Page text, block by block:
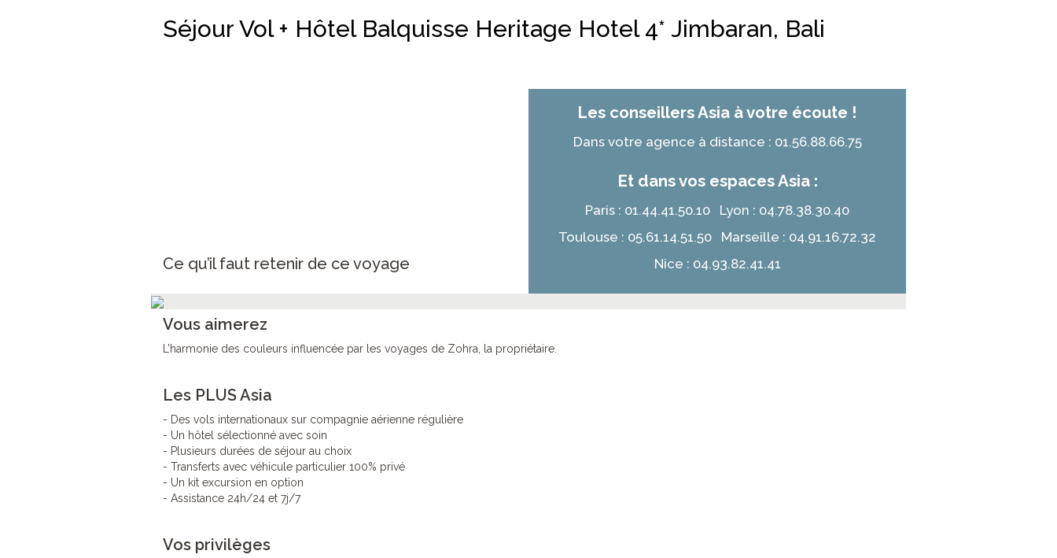
Séjour Vol + Hôtel Balquisse Heritage Hotel 4* Jimbaran, Bali
Ce qu’il faut retenir de ce voyage
Les conseillers Asia à votre écoute !
Dans votre agence à distance : 01.56.88.66.75
Et dans vos espaces Asia :
Paris : 01.44.41.50.10 Lyon : 04.78.38.30.40
Toulouse : 05.61.14.51.50 Marseille : 04.91.16.72.32
Nice : 04.93.82.41.41
Vous aimerez
L’harmonie des couleurs influencée par les voyages de Zohra, la propriétaire.
Les PLUS Asia
- Des vols internationaux sur compagnie aérienne régulière
- Un hôtel sélectionné avec soin
- Plusieurs durées de séjour au choix
- Transferts avec véhicule particulier 100% privé
- Un kit excursion en option
- Assistance 24h/24 et 7j/7
Vos privilèges